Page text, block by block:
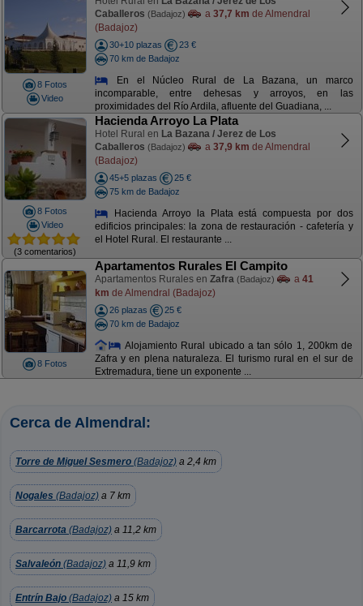
8 Fotos
Video
Caballeros (Badajoz) a 37,7 km de Almendral
(Badajoz)
30+10 plazas
23 €
70 km de Badajoz
En el Núcleo Rural de La Bazana, un marco
incomparable, entre dehesas y arroyos, en las
proximidades del Río Ardila, afluente del Guadiana, ...
8 Fotos
Video
(3 comentarios)
Hacienda Arroyo La Plata
Hotel Rural en La Bazana / Jerez de Los
Caballeros (Badajoz) a 37,9 km de Almendral
(Badajoz)
45+5 plazas
25 €
75 km de Badajoz
Hacienda Arroyo la Plata está compuesta por dos
edificios principales: la zona de restauración - cafetería y
el Hotel Rural. El restaurante ...
8 Fotos
Apartamentos Rurales El Campito
Apartamentos Rurales en Zafra (Badajoz) a 41
km de Almendral (Badajoz)
26 plazas
25 €
70 km de Badajoz
Alojamiento Rural ubicado a tan sólo 1, 200km de
Zafra y en plena naturaleza. El turismo rural en el sur de
Extremadura, tiene un exponente ...
Cerca de Almendral:
Torre de Miguel Sesmero (Badajoz) a 2,4 km
Nogales (Badajoz) a 7 km
Barcarrota (Badajoz) a 11,2 km
Salvaleón (Badajoz) a 11,9 km
Entrín Bajo (Badajoz) a 15 km